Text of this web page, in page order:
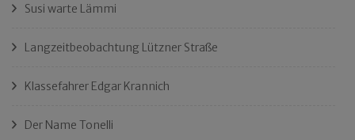
Susi warte Lämmi
Langzeitbeobachtung Lützner Straße
Klassefahrer Edgar Krannich
Der Name Tonelli